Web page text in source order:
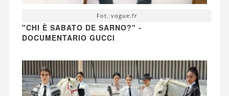
Fot. vogue.fr
"CHI È SABATO DE SARNO?" -
DOCUMENTARIO GUCCI